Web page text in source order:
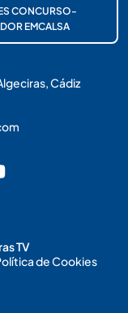
CONCURSO-
EMCALSA
Cádiz
TV
de Cookies